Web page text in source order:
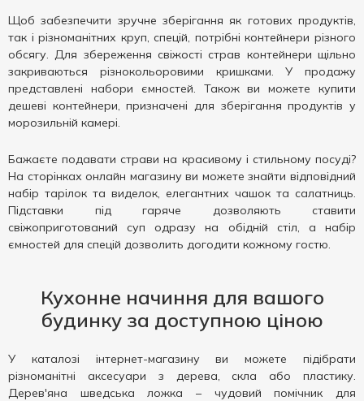
Щоб забезпечити зручне зберігання як готових продуктів,
так і різноманітних круп, спецій, потрібні контейнери різного
обсягу. Для збереження свіжості страв контейнери щільно
закриваються різнокольоровими кришками. У продажу
представлені набори ємностей. Також ви можете купити
дешеві контейнери, призначені для зберігання продуктів у
морозильній камері.
Бажаєте подавати страви на красивому і стильному посуді?
На сторінках онлайн магазину ви можете знайти відповідний
набір тарілок та виделок, елегантних чашок та салатниць.
Підставки під гаряче дозволяють ставити
свіжоприготований суп одразу на обідній стіл, а набір
ємностей для спецій дозволить догодити кожному гостю.
Кухонне начиння для вашого
будинку за доступною ціною
У каталозі інтернет-магазину ви можете підібрати
різноманітні аксесуари з дерева, скла або пластику.
Дерев'яна шведська ложка – чудовий помічник для